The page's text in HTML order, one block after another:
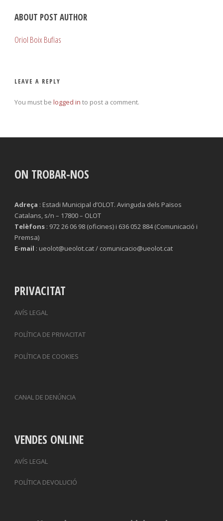
ABOUT POST AUTHOR
Oriol Boix Bufias
LEAVE A REPLY
You must be logged in to post a comment.
ON TROBAR-NOS
Adreça : Estadi Municipal d’OLOT. Avinguda dels Països
Catalans, s/n – 17800 – OLOT
Telèfons : 972 26 06 98 (oficines) i 636 052 884 (Comunicació i
Premsa)
E-mail : ueolot@ueolot.cat / comunicacio@ueolot.cat
PRIVACITAT
AVÍS LEGAL
POLÍTICA DE PRIVACITAT
POLÍTICA DE COOKIES
CANAL DE DENÚNCIA
VENDES ONLINE
AVÍS LEGAL
POLÍTICA DEVOLUCIÓ